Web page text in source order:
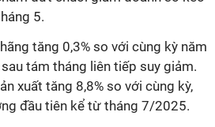
5.
tăng 0,3% so với cùng kỳ năm
tám tháng liên tiếp suy giảm.
xuất tăng 8,8% so với cùng kỳ,
đầu tiên kể từ tháng 7/2025.